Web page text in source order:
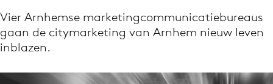
Volg het laatste nieuws via de Adformatie
Nieuws app
Vier Arnhemse marketingcommunicatiebureaus
gaan de citymarketing van Arnhem nieuw leven
inblazen.